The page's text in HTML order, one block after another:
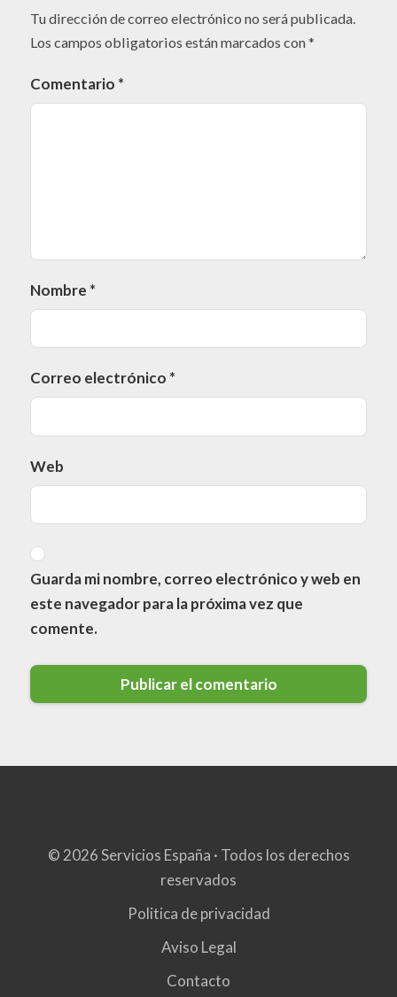
Tu dirección de correo electrónico no será publicada.
Los campos obligatorios están marcados con*
Comentario *
Nombre *
Correo electrónico *
Web
Guarda mi nombre, correo electrónico y web en
este navegador para la próxima vez que
comente.
© 2026 Servicios España · Todos los derechos
reservados
Politica de privacidad
Aviso Legal
Contacto